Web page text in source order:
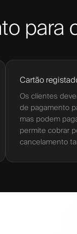
Cartão
Os clientes
de pagamento
mas podem
permite cobrar
cancelamento